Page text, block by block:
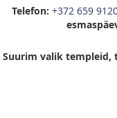
Telefon: +372 659
Suurim valik templeid,